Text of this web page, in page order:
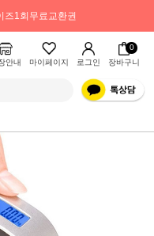
즈1회무료교환권
안내 마이페이지 로그인
0
장바구니